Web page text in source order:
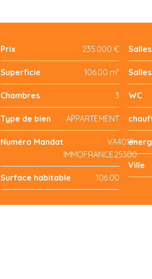
Prix 235.000 €
Superficie 106.00 m²
Chambres 3
Type de bien APPARTEMENT
Numéro Mandat
VA4019-
IMMOFRANCE25300
Surface habitable 106.00
WC
Ville